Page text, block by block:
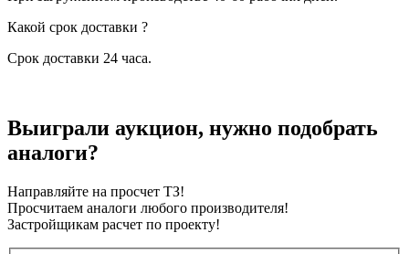
Какой срок доставки ?
Срок доставки 24 часа.
Выиграли аукцион, нужно подобрать
аналоги?
Направляйте на просчет ТЗ!
Просчитаем аналоги любого производителя!
Застройщикам расчет по проекту!